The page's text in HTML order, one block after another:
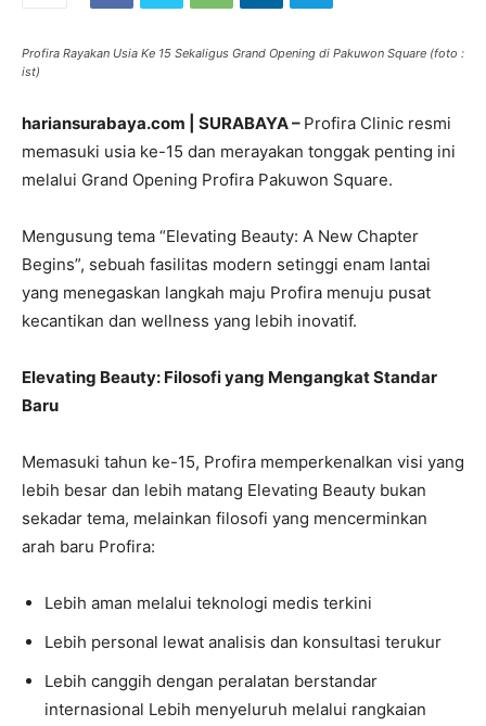
Profira Rayakan Usia Ke 15 Sekaligus Grand Opening di Pakuwon Square (foto :
ist)
hariansurabaya.com | SURABAYA – Profira Clinic resmi
memasuki usia ke-15 dan merayakan tonggak penting ini
melalui Grand Opening Profira Pakuwon Square.
Mengusung tema “Elevating Beauty: A New Chapter
Begins”, sebuah fasilitas modern setinggi enam lantai
yang menegaskan langkah maju Profira menuju pusat
kecantikan dan wellness yang lebih inovatif.
Elevating Beauty: Filosofi yang Mengangkat Standar
Baru
Memasuki tahun ke-15, Profira memperkenalkan visi yang
lebih besar dan lebih matang Elevating Beauty bukan
sekadar tema, melainkan filosofi yang mencerminkan
arah baru Profira:
Lebih aman melalui teknologi medis terkini
Lebih personal lewat analisis dan konsultasi terukur
Lebih canggih dengan peralatan berstandar
internasional Lebih menyeluruh melalui rangkaian